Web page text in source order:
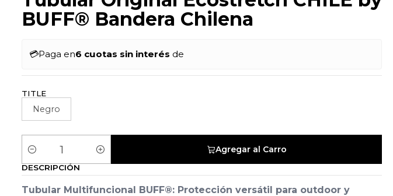
BUFF® Bandera Chilena
💳Paga en6 cuotas sin interés de
TITLE
Negro
Cantidad
Agregar al Carro
DESCRIPCIÓN
Tubular Multifuncional BUFF®: Protección versátil para outdoor y